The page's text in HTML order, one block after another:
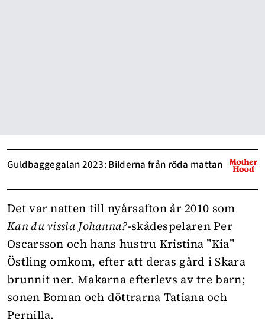
Guldbaggegalan 2023: Bilderna från röda mattan
Det var natten till nyårsafton år 2010 som
Kan du vissla Johanna?-skådespelaren Per
Oscarsson och hans hustru Kristina ”Kia”
Östling omkom, efter att deras gård i Skara
brunnit ner. Makarna efterlevs av tre barn;
sonen Boman och döttrarna Tatiana och
Pernilla.